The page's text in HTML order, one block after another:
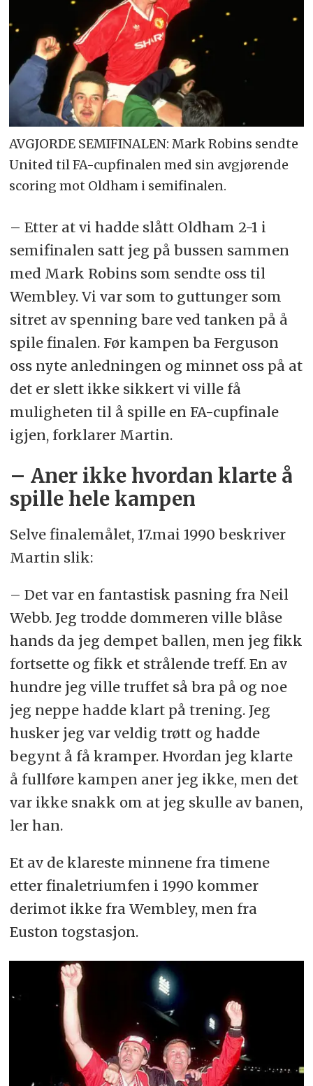
AVGJORDE SEMIFINALEN: Mark Robins sendte
United til FA-cupfinalen med sin avgjørende
scoring mot Oldham i semifinalen.
– Etter at vi hadde slått Oldham 2-1 i
semifinalen satt jeg på bussen sammen
med Mark Robins som sendte oss til
Wembley. Vi var som to guttunger som
sitret av spenning bare ved tanken på å
spile finalen. Før kampen ba Ferguson
oss nyte anledningen og minnet oss på at
det er slett ikke sikkert vi ville få
muligheten til å spille en FA-cupfinale
igjen, forklarer Martin.
– Aner ikke hvordan klarte å
spille hele kampen
Selve finalemålet, 17.mai 1990 beskriver
Martin slik:
– Det var en fantastisk pasning fra Neil
Webb. Jeg trodde dommeren ville blåse
hands da jeg dempet ballen, men jeg fikk
fortsette og fikk et strålende treff. En av
hundre jeg ville truffet så bra på og noe
jeg neppe hadde klart på trening. Jeg
husker jeg var veldig trøtt og hadde
begynt å få kramper. Hvordan jeg klarte
å fullføre kampen aner jeg ikke, men det
var ikke snakk om at jeg skulle av banen,
ler han.
Et av de klareste minnene fra timene
etter finaletriumfen i 1990 kommer
derimot ikke fra Wembley, men fra
Euston togstasjon.